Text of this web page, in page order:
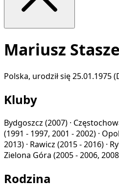
Mariusz
Polska, urodził się 25.01.1975
Kluby
Bydgoszcz (2007) ·
(1991 - 1997, 2001 - 2002) ·
2013) · Rawicz (2015 - 2016) ·
Zielona Góra (2005 - 2006,
Rodzina